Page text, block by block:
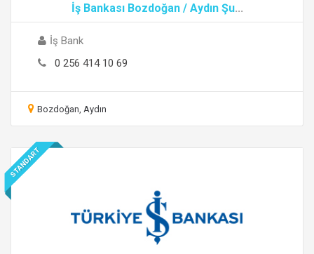
İş Bankası Bozdoğan / Aydın Şu...
İş Bank
0 256 414 10 69
Bozdoğan, Aydın
STANDART